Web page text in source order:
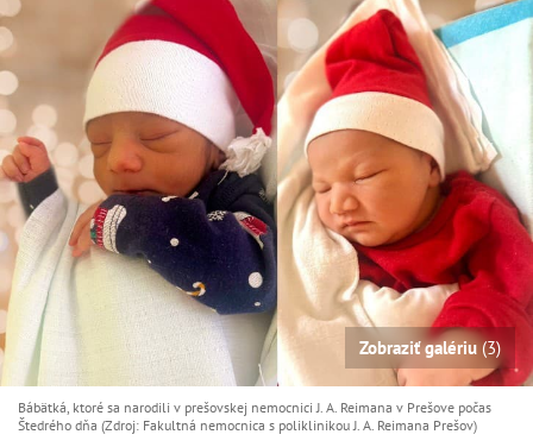
Zobraziť galériu(3)
Bábätká, ktoré sa narodili v prešovskej nemocnici J. A. Reimana v Prešove počas
Štedrého dňa (Zdroj: Fakultná nemocnica s poliklinikou J. A. Reimana Prešov)